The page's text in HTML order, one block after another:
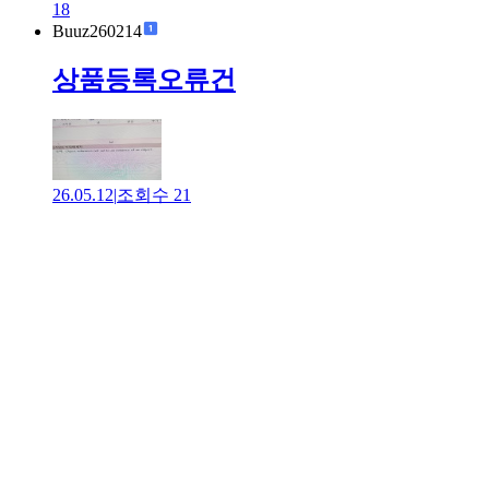
18
Buuz260214
상품등록오류건
26.05.12|조회수 21